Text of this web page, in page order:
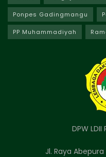
Ponpes Gadingmangu
PP Muhammadiyah
DPW LDII
Jl. Raya Abepura